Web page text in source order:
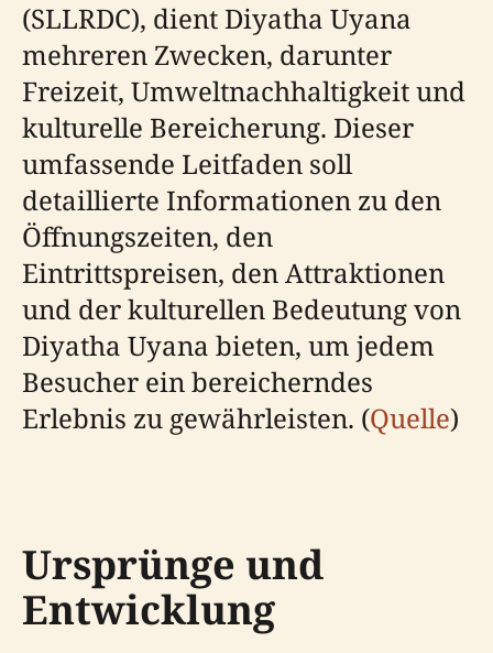
(SLLRDC), dient Diyatha Uyana
mehreren Zwecken, darunter
Freizeit, Umweltnachhaltigkeit und
kulturelle Bereicherung. Dieser
umfassende Leitfaden soll
detaillierte Informationen zu den
Öffnungszeiten, den
Eintrittspreisen, den Attraktionen
und der kulturellen Bedeutung von
Diyatha Uyana bieten, um jedem
Besucher ein bereicherndes
Erlebnis zu gewährleisten. (Quelle)
Ursprünge und
Entwicklung